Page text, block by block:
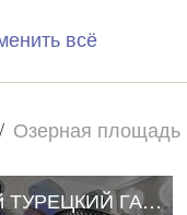
всё
Озерная площадь
1-й ТУРЕЦКИЙ ГАМБИТ